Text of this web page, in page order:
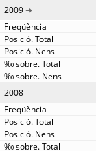
2009
2008